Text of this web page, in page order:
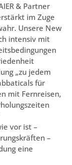
& Partner
im Zuge
Unsere New
intensiv mit
„zu jedem
für
mit Fernreisen,
vor ist –
–
eine